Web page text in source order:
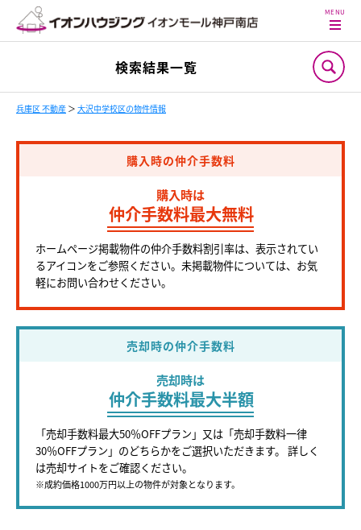
検索結果一覧
兵庫区 不動産 ＞ 大沢中学校区の物件情報
購入時の仲介手数料
購入時は
仲介手数料最大無料
ホームページ掲載物件の仲介手数料割引率は、表示されてい
るアイコンをご参照ください。未掲載物件については、お気
軽にお問い合わせください。
売却時の仲介手数料
売却時は
仲介手数料最大半額
「売却手数料最大50％OFFプラン」又は「売却手数料一律
30％OFFプラン」のどちらかをご選択いただきます。 詳しく
は売却サイトをご確認ください。
※成約価格1000万円以上の物件が対象となります。